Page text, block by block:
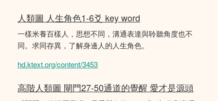
人類圖 人生角色1-6爻 key word
一樣米養百樣人，思想不同，溝通表達與聆聽角度也不
同。求同存異，了解身邊人的人生角色。
hd.ktext.org/content/3453
高階人類圖 閘門27-50通道的覺醒 愛才是源頭